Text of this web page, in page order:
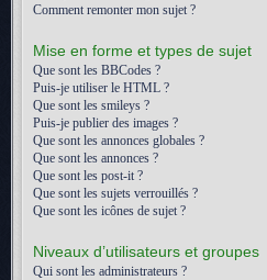
Comment remonter mon sujet ?
Mise en forme et types de sujet
Que sont les BBCodes ?
Puis-je utiliser le HTML ?
Que sont les smileys ?
Puis-je publier des images ?
Que sont les annonces globales ?
Que sont les annonces ?
Que sont les post-it ?
Que sont les sujets verrouillés ?
Que sont les icônes de sujet ?
Niveaux d’utilisateurs et groupes
Qui sont les administrateurs ?